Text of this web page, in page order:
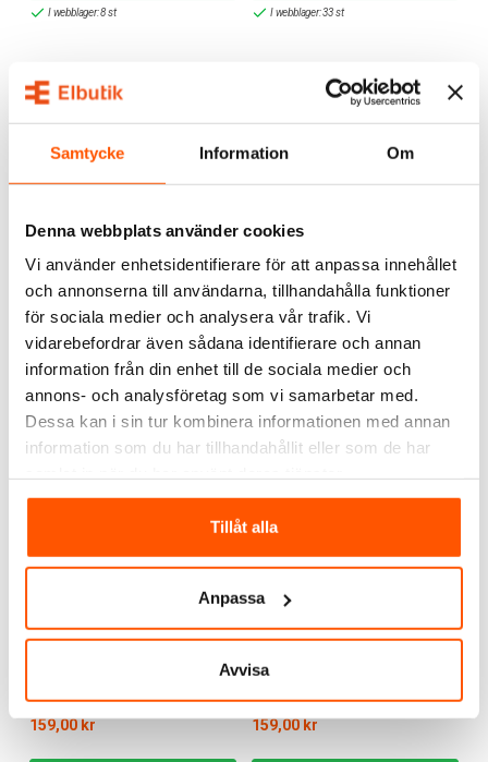
Samtycke Information Om
Denna webbplats använder cookies
Vi använder enhetsidentifierare för att anpassa innehållet
och annonserna till användarna, tillhandahålla funktioner
för sociala medier och analysera vår trafik. Vi
vidarebefordrar även sådana identifierare och annan
information från din enhet till de sociala medier och
annons- och analysföretag som vi samarbetar med.
Dessa kan i sin tur kombinera informationen med annan
information som du har tillhandahållit eller som de har
Tillåt alla
Anpassa
Avvisa
I webblager: 8 st I webblager: 33 st
Namron Timer Dygn
Namron
69,00 kr
LÄGG I VARUKORG
I webblager: 12 st
Namron Tillbehörskit till
LEDstrip Flex TA
Namron
159,00 kr
LÄGG I VARUKORG
I webblager: 13 st
LEDstrip 5m RGBW IP20
159,00 kr
LEDstrip 5m IP67
159,00 kr